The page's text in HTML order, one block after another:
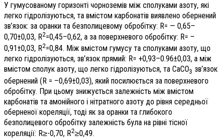
У гумусованому горизонті чорноземів між сполуками азоту, які
легко гідролізуються, та вмістом карбонатів виявлено обернений
зв’язок: за оранки та безполицевому обробітку: R= — 0,65–
0,70±0,03, R2=0,45–0,62, а за поверхневого обробітку: R= –
0,91±0,03, R2=0,84. Між вмістом гумусу та сполуками азоту, що
легко гідролізуються, зв’язок прямий: R= +0,93–0.96±0,03, а між
вмістом сполук азоту, що легко гідролізуються, та СаСО3 зв’язок
обернений (­R = –0,69±0,03), який посилюється за поверхневого
обробітку. При цьому знижується залежність між вмістом
карбонатів та амонійного і нітратного азоту до рівня середньої
оберненої кореляції, тоді як за оранки та глибокого
безполицевого обробітку залежність була на рівні тісної
кореляції: R≥-0,70, R2≥0,49.